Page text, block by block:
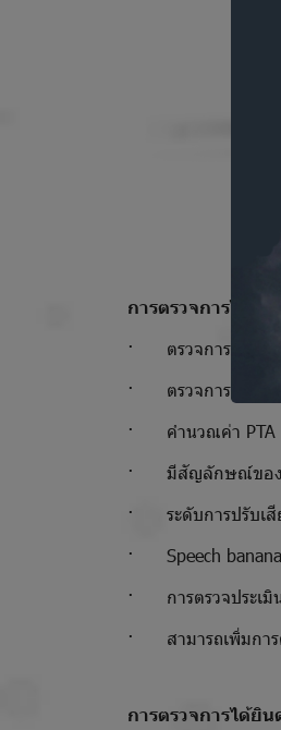
การตรวจการได้ยิ
· ตรวจการได้ยินผ่
· ตรวจการได้ยินผ่
· คำนวณค่า PTA
· มีสัญลักษณ์ของก
· ระดับการปรับเสี
· Speech banana
· การตรวจประเมิ
· สามารถเพิ่มการ
การตรวจการได้ยิ